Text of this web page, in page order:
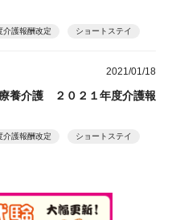
介護報酬改定 ショートステイ
2021/01/18
療養介護 ２０２１年度介護報
介護報酬改定 ショートステイ